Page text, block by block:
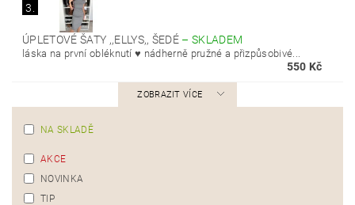
3.
ÚPLETOVÉ ŠATY ,,ELLYS,, ŠEDÉ –SKLADEM
láska na první obléknutí ♥️ nádherně pružné a přizpůsobivé...
550 Kč
ZOBRAZIT VÍCE
NA SKLADĚ
AKCE
NOVINKA
TIP